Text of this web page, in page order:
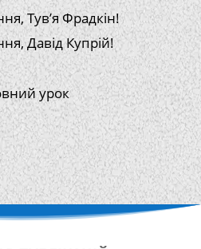
Тув’я Фрадкін!
Давід Купрій!
урок